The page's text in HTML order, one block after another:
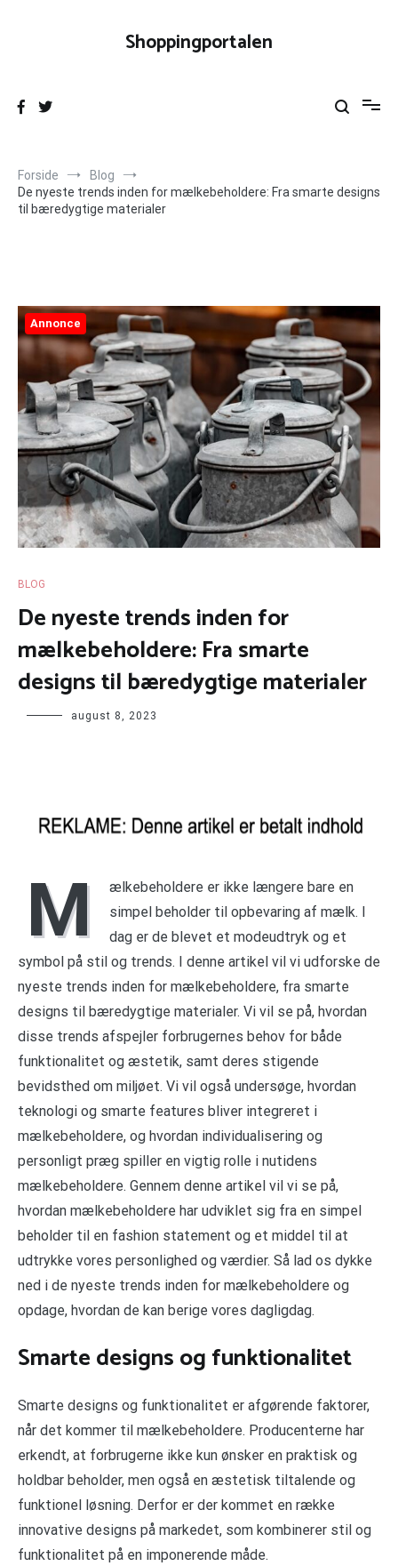
Shoppingportalen
Forside
Blog
De nyeste trends inden for mælkebeholdere: Fra smarte designs
til bæredygtige materialer
Annonce
BLOG
De nyeste trends inden for
mælkebeholdere: Fra smarte
designs til bæredygtige materialer
august 8, 2023
M
ælkebeholdere er ikke længere bare en
simpel beholder til opbevaring af mælk. I
dag er de blevet et modeudtryk og et
symbol på stil og trends. I denne artikel vil vi udforske de
nyeste trends inden for mælkebeholdere, fra smarte
designs til bæredygtige materialer. Vi vil se på, hvordan
disse trends afspejler forbrugernes behov for både
funktionalitet og æstetik, samt deres stigende
bevidsthed om miljøet. Vi vil også undersøge, hvordan
teknologi og smarte features bliver integreret i
mælkebeholdere, og hvordan individualisering og
personligt præg spiller en vigtig rolle i nutidens
mælkebeholdere. Gennem denne artikel vil vi se på,
hvordan mælkebeholdere har udviklet sig fra en simpel
beholder til en fashion statement og et middel til at
udtrykke vores personlighed og værdier. Så lad os dykke
ned i de nyeste trends inden for mælkebeholdere og
opdage, hvordan de kan berige vores dagligdag.
Smarte designs og funktionalitet
Smarte designs og funktionalitet er afgørende faktorer,
når det kommer til mælkebeholdere. Producenterne har
erkendt, at forbrugerne ikke kun ønsker en praktisk og
holdbar beholder, men også en æstetisk tiltalende og
funktionel løsning. Derfor er der kommet en række
innovative designs på markedet, som kombinerer stil og
funktionalitet på en imponerende måde.